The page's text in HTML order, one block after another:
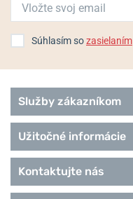
Súhlasím sozasielaním
Služby zákazníkom
Užitočné informácie
Kontaktujte nás